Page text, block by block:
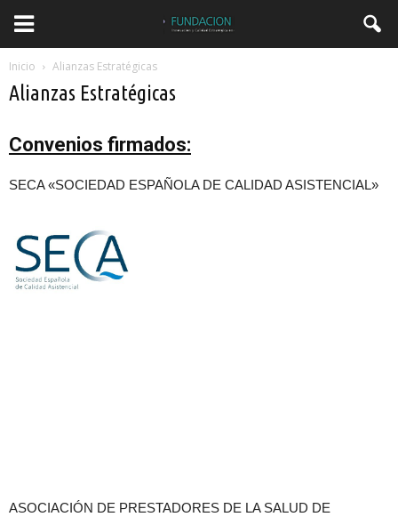
Inicio Alianzas Estratégicas
Alianzas Estratégicas
Convenios firmados:
SECA «SOCIEDAD ESPAÑOLA DE CALIDAD ASISTENCIAL»
ASOCIACIÓN DE PRESTADORES DE LA SALUD DE